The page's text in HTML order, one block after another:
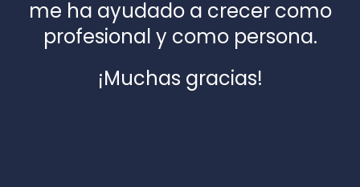
me ha ayudado a crecer como
profesional y como persona.
¡Muchas gracias!